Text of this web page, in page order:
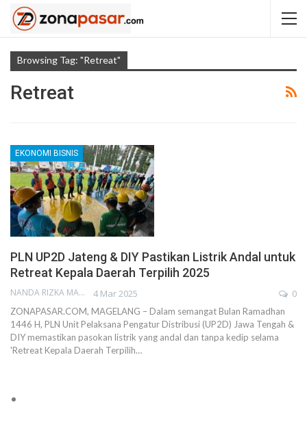
Browsing Tag: "Retreat"
Retreat
EKONOMI BISNIS
PLN UP2D Jateng & DIY Pastikan Listrik Andal untuk
Retreat Kepala Daerah Terpilih 2025
NANDA RIZKA MAHENDRA 4 Mar 2025 0
ZONAPASAR.COM, MAGELANG – Dalam semangat Bulan Ramadhan
1446 H, PLN Unit Pelaksana Pengatur Distribusi (UP2D) Jawa Tengah &
DIY memastikan pasokan listrik yang andal dan tanpa kedip selama
'Retreat Kepala Daerah Terpilih…